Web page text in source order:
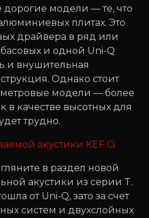
модели — те, что
плитах. Это
драйвера в ряд или
и одной Uni-Q
и внушительная
Однако стоит
модели — более
в качестве высотных для
трудно.
в раздел новой
акустики из серии T.
от Uni-Q, зато за счет
систем и двухслойных